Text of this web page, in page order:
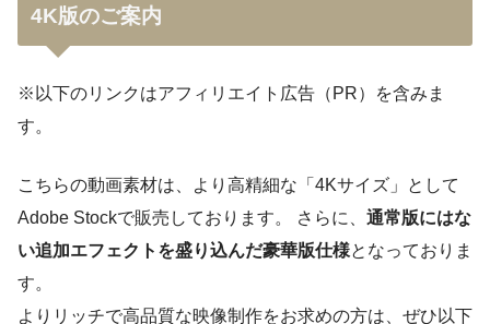
4K版のご案内
※以下のリンクはアフィリエイト広告（PR）を含みま
す。
こちらの動画素材は、より高精細な「4Kサイズ」として
Adobe Stockで販売しております。 さらに、 通常版にはな
い追加エフェクトを盛り込んだ豪華版仕様となっておりま
す。
よりリッチで高品質な映像制作をお求めの方は、ぜひ以下